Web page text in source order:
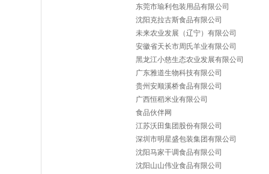
东莞市瑜利包装用品有限公司
沈阳克拉古斯食品有限公司
未来农业发展（辽宁）有限公司
安徽省天长市周氏羊业有限公司
黑龙江小慈生态农业发展有限公司
广东雅道生物科技有限公司
贵州安顺溪桥食品有限公司
广西恒稻米业有限公司
食品伙伴网
江苏沃田集团股份有限公司
深圳市明星盛包装集团有限公司
沈阳马家干调食品有限公司
沈阳山山伟业食品有限公司